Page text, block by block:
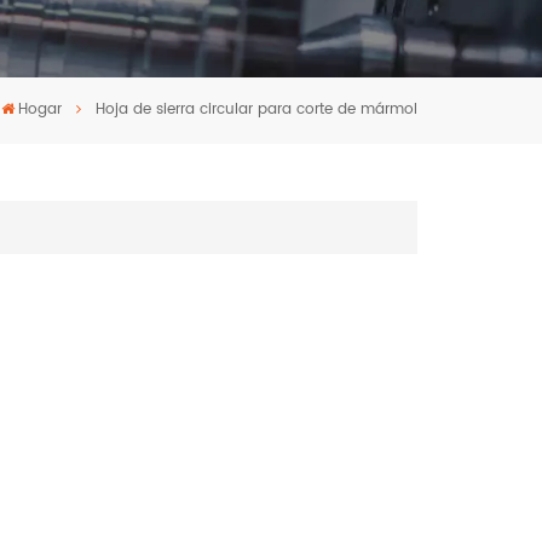
Hogar Hoja de sierra circular para corte de mármol